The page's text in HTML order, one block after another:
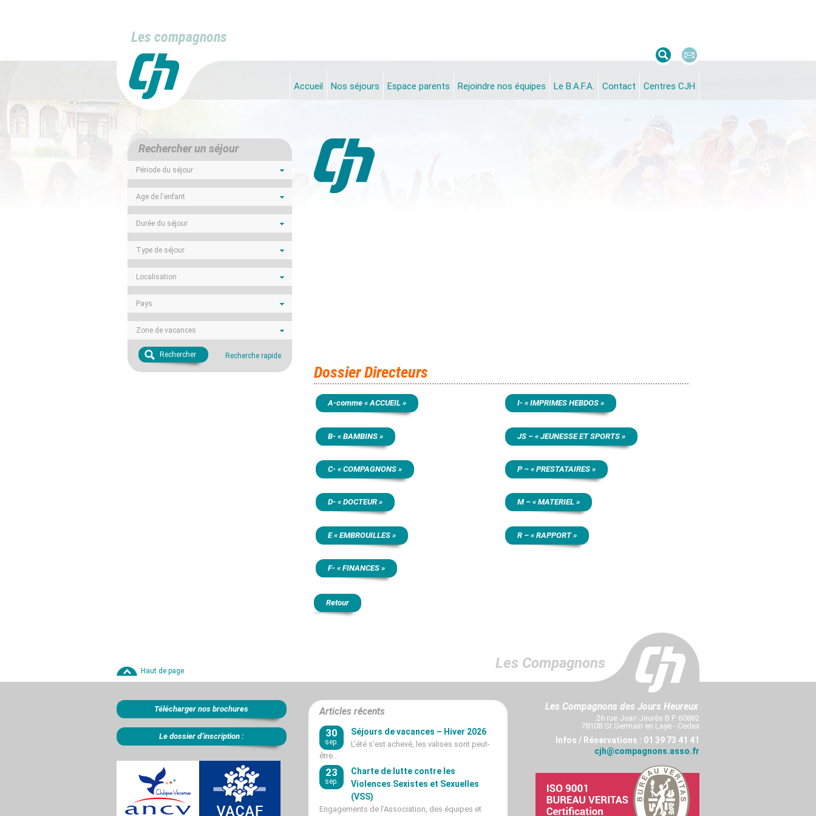
Les compagnons
Accueil Nos séjours Espace parents Rejoindre nos équipes Le B.A.F.A. Contact Centres CJH
Rechercher un séjour
Période du séjour
Age de l'enfant
Durée du séjour
Type de séjour
Localisation
Pays
Zone de vacances
Recherche rapide
Rechercher
Dossier Directeurs
A-comme « ACCUEIL »
B- « BAMBINS »
C- « COMPAGNONS »
D- « DOCTEUR »
E « EMBROUILLES »
F- « FINANCES »
I- « IMPRIMES HEBDOS »
JS – « JEUNESSE ET SPORTS »
P – « PRESTATAIRES »
M – « MATERIEL »
R – « RAPPORT »
Retour
Les Compagnons
Haut de page
Télécharger nos brochures
Le dossier d’inscription :
Articles récents
30
sep.
Séjours de vacances – Hiver 2026
L’été s’est achevé, les valises sont peut-
être…
23
sep.
Charte de lutte contre les
Violences Sexistes et Sexuelles
(VSS)
Engagements de l’Association, des équipes et
Les Compagnons des Jours Heureux
26 rue Jean Jaurès B.P. 60882
78108 St Germain en Laye - Cedex
Infos / Réservations : 01 39 73 41 41
cjh@compagnons.asso.fr